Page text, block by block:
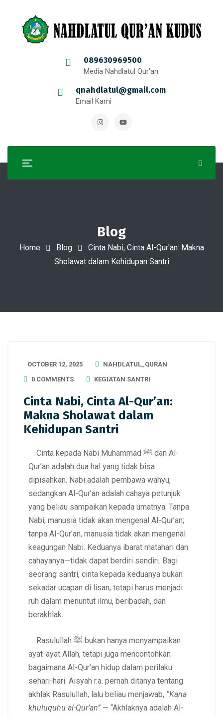
089630969500
Media Nahdlatul Qur'an
qnahdlatul@gmail.com
Email Kami
Blog
Home Blog
Cinta Nabi, Cinta Al-Qur’an: Makna
Sholawat dalam Kehidupan Santri
OCTOBER 12, 2025
NAHDLATUL_QURAN
0 COMMENTS
KEGIATAN SANTRI
Cinta Nabi, Cinta Al-Qur’an:
Makna Sholawat dalam
Kehidupan Santri
Cinta kepada Nabi Muhammad ﷺ dan Al-
Qur’an adalah dua hal yang tidak bisa
dipisahkan. Nabi adalah pembawa wahyu,
sedangkan Al-Qur’an adalah cahaya petunjuk
yang beliau sampaikan kepada umatnya. Tanpa
Nabi, manusia tidak akan mengenal Al-Qur’an;
tanpa Al-Qur’an, manusia tidak akan mengenal
keagungan Nabi. Keduanya ibarat matahari dan
cahayanya—tidak dapat berdiri sendiri. Bagi
seorang santri, cinta kepada keduanya bukan
sekadar ucapan di lisan, tetapi harus menjadi
ruh dalam menuntut ilmu, beribadah, dan
berakhlak.
Rasulullah ﷺ bukan hanya menyampaikan
ayat-ayat Allah, tetapi juga mencontohkan
bagaimana Al-Qur’an hidup dalam perilaku
sehari-hari. Aisyah r.a. pernah ditanya tentang
akhlak Rasulullah, lalu beliau menjawab, “Kana
khuluquhu al-Qur’an” — “Akhlaknya adalah Al-